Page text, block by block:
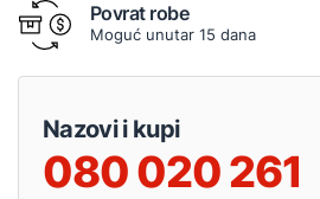
Povrat robe
Moguć unutar 15 dana
Nazovi i kupi
080 020 261